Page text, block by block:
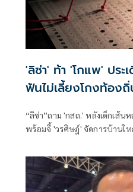
'ลิซ่า' ท้า 'โกแพ' ปร
ฟันไม่เลี้ยงโกงท้อง
“ลิซ่า”ถาม 'กสถ.' หลังเด็กเส้น
พร้อมจี้ 'วรศิษฎ์' จัดการบ้าน